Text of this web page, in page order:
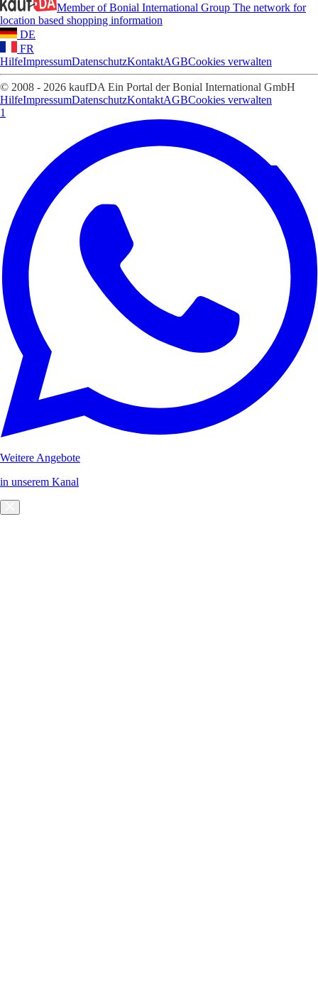
Member of Bonial International Group The network for
location based shopping information
DE
FR
HilfeImpressumDatenschutzKontaktAGBCookies verwalten
© 2008 - 2026 kaufDA Ein Portal der Bonial International GmbH
HilfeImpressumDatenschutzKontaktAGBCookies verwalten
1
Weitere Angebote
in unserem Kanal